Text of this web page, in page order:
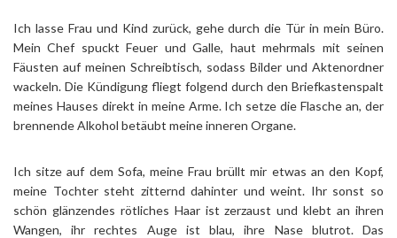
Ich lasse Frau und Kind zurück, gehe durch die Tür in mein Büro.
Mein Chef spuckt Feuer und Galle, haut mehrmals mit seinen
Fäusten auf meinen Schreibtisch, sodass Bilder und Aktenordner
wackeln. Die Kündigung fliegt folgend durch den Briefkastenspalt
meines Hauses direkt in meine Arme. Ich setze die Flasche an, der
brennende Alkohol betäubt meine inneren Organe.
Ich sitze auf dem Sofa, meine Frau brüllt mir etwas an den Kopf,
meine Tochter steht zitternd dahinter und weint. Ihr sonst so
schön glänzendes rötliches Haar ist zerzaust und klebt an ihren
Wangen, ihr rechtes Auge ist blau, ihre Nase blutrot. Das